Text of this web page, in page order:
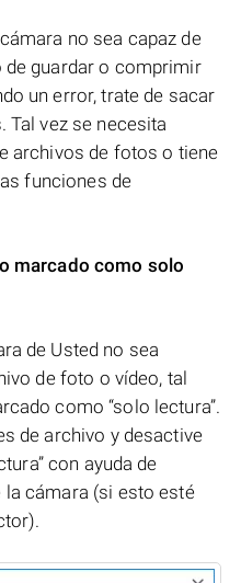
no sea capaz de
guardar o comprimir
un error, trate de sacar
Tal vez se necesita
archivos de fotos o tiene
funciones de
marcado como solo
de Usted no sea
de foto o vídeo, tal
como “solo lectura”.
de archivo y desactive
con ayuda de
cámara (si esto esté